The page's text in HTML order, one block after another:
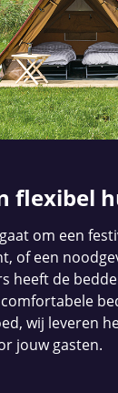
flexibel
om een
of een
heeft de
wij leveren
jouw gasten.